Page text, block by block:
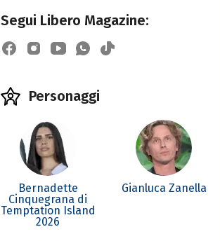
Segui Libero Magazine:
Personaggi
Bernadette
Cinquegrana di
Temptation Island
2026
Gianluca Zanella